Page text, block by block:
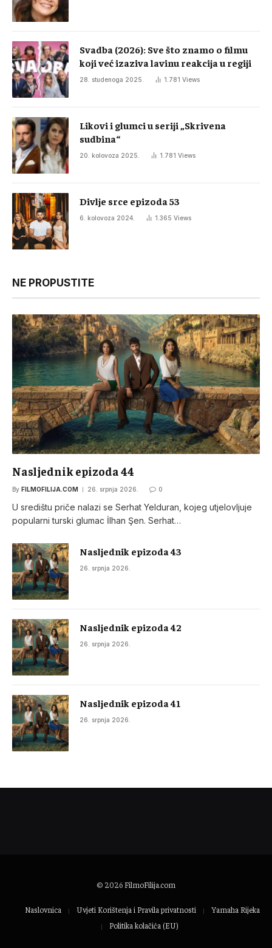
Svadba (2026): Sve što znamo o filmu
koji već izaziva lavinu reakcija u regiji
28. studenoga 2025. 1.781 Views
Likovi i glumci u seriji „Skrivena
sudbina“
20. kolovoza 2025. 1.781 Views
Divlje srce epizoda 53
6. kolovoza 2024. 1.365 Views
NE PROPUSTITE
Nasljednik epizoda 44
By FILMOFILIJA.COM 26. srpnja 2026. 0
U središtu priče nalazi se Serhat Yelduran, kojeg utjelovljuje
popularni turski glumac İlhan Şen. Serhat…
Nasljednik epizoda 43
26. srpnja 2026.
Nasljednik epizoda 42
26. srpnja 2026.
Nasljednik epizoda 41
26. srpnja 2026.
© 2026FilmoFilija.com
Naslovnica Uvjeti Korištenja i Pravila privatnosti
Yamaha Rijeka
Politika kolačića (EU)